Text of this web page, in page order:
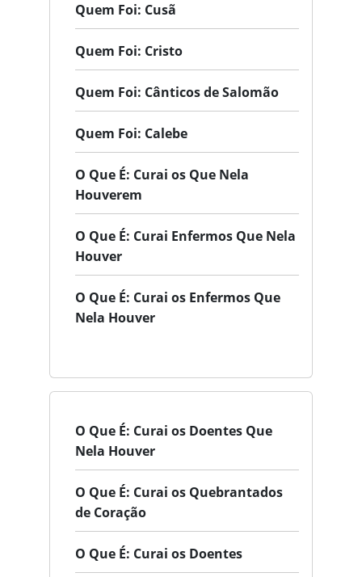
Quem Foi: Cusã
Quem Foi: Cristo
Quem Foi: Cânticos de Salomão
Quem Foi: Calebe
O Que É: Curai os Que Nela
Houverem
O Que É: Curai Enfermos Que Nela
Houver
O Que É: Curai os Enfermos Que
Nela Houver
O Que É: Curai os Doentes Que
Nela Houver
O Que É: Curai os Quebrantados
de Coração
O Que É: Curai os Doentes